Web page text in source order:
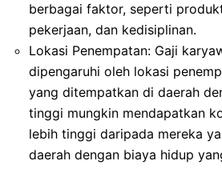
berbagai faktor, seperti
pekerjaan, dan kedisiplinan.
Lokasi Penempatan: Gaji
dipengaruhi oleh lokasi
yang ditempatkan di daerah
tinggi mungkin mendapatkan
lebih tinggi daripada mereka
daerah dengan biaya hidup